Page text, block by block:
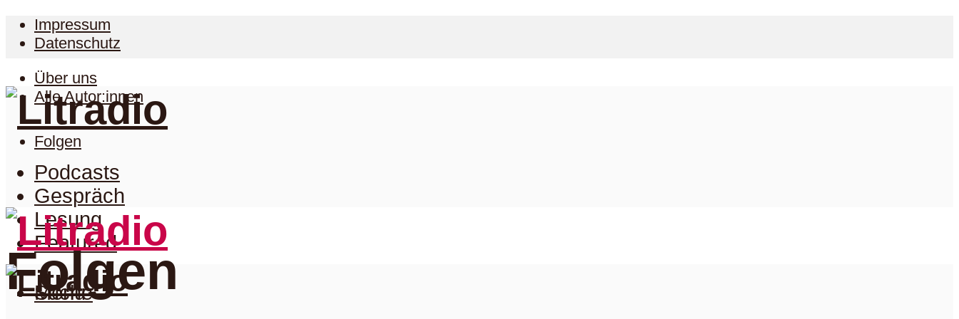
Impressum
Datenschutz
Über uns
Alle Autor:innen
Folgen
Folgen
Podcasts
Gespräch
Lesung
Featured
Menu
Suche